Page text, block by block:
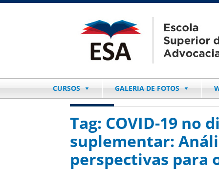
CURSOS GALERIA DE FOTOS
Tag: COVID-19 no
suplementar:
perspectivas para